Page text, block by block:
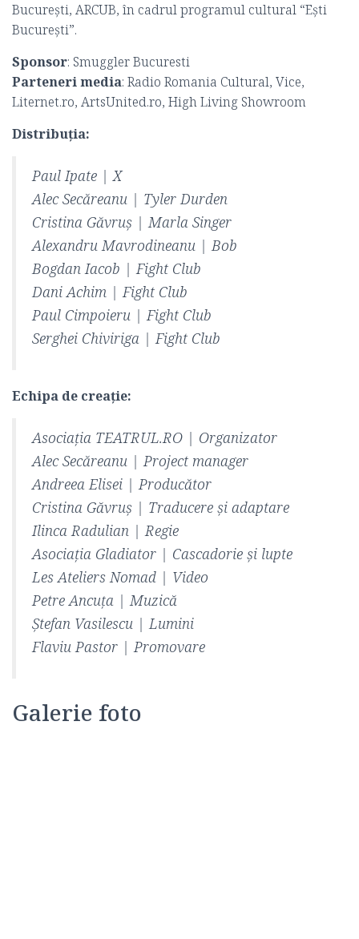
Bucureşti, ARCUB, în cadrul programul cultural “Eşti
Bucureşti”.
Sponsor: Smuggler Bucuresti
Parteneri media: Radio Romania Cultural, Vice,
Liternet.ro, ArtsUnited.ro, High Living Showroom
Distribuţia:
Paul Ipate | X
Alec Secăreanu | Tyler Durden
Cristina Găvruş | Marla Singer
Alexandru Mavrodineanu | Bob
Bogdan Iacob | Fight Club
Dani Achim | Fight Club
Paul Cimpoieru | Fight Club
Serghei Chiviriga | Fight Club
Echipa de creaţie:
Asociaţia TEATRUL.RO | Organizator
Alec Secăreanu | Project manager
Andreea Elisei | Producător
Cristina Găvruş | Traducere şi adaptare
Ilinca Radulian | Regie
Asociaţia Gladiator | Cascadorie şi lupte
Les Ateliers Nomad | Video
Petre Ancuţa | Muzică
Ştefan Vasilescu | Lumini
Flaviu Pastor | Promovare
Galerie foto